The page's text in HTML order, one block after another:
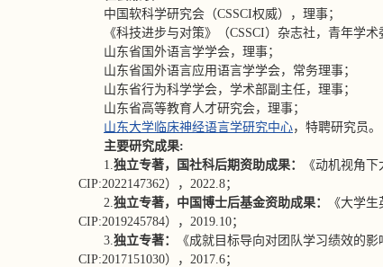
中国软科学研究会（CSSCI权威），理事；
《科技进步与对策》（CSSCI）杂志社，青年学术
山东省国外语言学学会，理事；
山东省国外语言应用语言学学会，常务理事；
山东省行为科学学会，学术部副主任，理事；
山东省高等教育人才研究会，理事；
山东大学临床神经语言学研究中心，特聘研究员。
主要研究成果:
1.独立专著，国社科后期资助成果：
《动机视角
CIP:2022147362），2022.8；
2.独立专著，中国博士后基金资助成果：
《大学
CIP:2019245784），2019.10；
3.独立专著：
《成就目标导向对团队学习绩效的
CIP:2017151030），2017.6；